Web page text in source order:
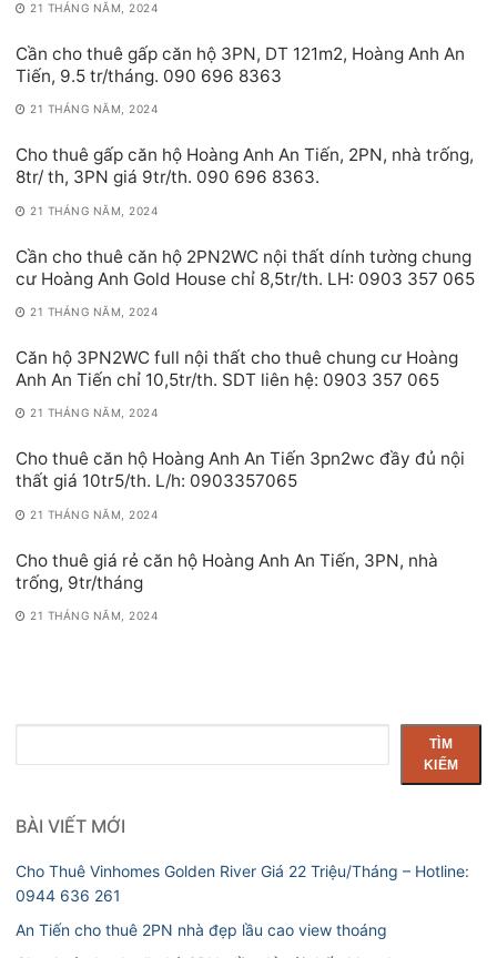
21 THÁNG NĂM, 2024
Cần cho thuê gấp căn hộ 3PN, DT 121m2, Hoàng Anh An
Tiến, 9.5 tr/tháng. 090 696 8363
21 THÁNG NĂM, 2024
Cho thuê gấp căn hộ Hoàng Anh An Tiến, 2PN, nhà trống,
8tr/ th, 3PN giá 9tr/th. 090 696 8363.
21 THÁNG NĂM, 2024
Cần cho thuê căn hộ 2PN2WC nội thất dính tường chung
cư Hoàng Anh Gold House chỉ 8,5tr/th. LH: 0903 357 065
21 THÁNG NĂM, 2024
Căn hộ 3PN2WC full nội thất cho thuê chung cư Hoàng
Anh An Tiến chỉ 10,5tr/th. SDT liên hệ: 0903 357 065
21 THÁNG NĂM, 2024
Cho thuê căn hộ Hoàng Anh An Tiến 3pn2wc đầy đủ nội
thất giá 10tr5/th. L/h: 0903357065
21 THÁNG NĂM, 2024
Cho thuê giá rẻ căn hộ Hoàng Anh An Tiến, 3PN, nhà
trống, 9tr/tháng
21 THÁNG NĂM, 2024
kiếm
TÌM
KIẾM
BÀI VIẾT MỚI
Cho Thuê Vinhomes Golden River Giá 22 Triệu/Tháng – Hotline:
0944 636 261
An Tiến cho thuê 2PN nhà đẹp lầu cao view thoáng